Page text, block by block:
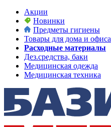
Акции
Новинки
Предметы гигиены
Товары для дома и офиса
Расходные материалы
Дез.средства, баки
Медицинская одежда
Медицинская техника